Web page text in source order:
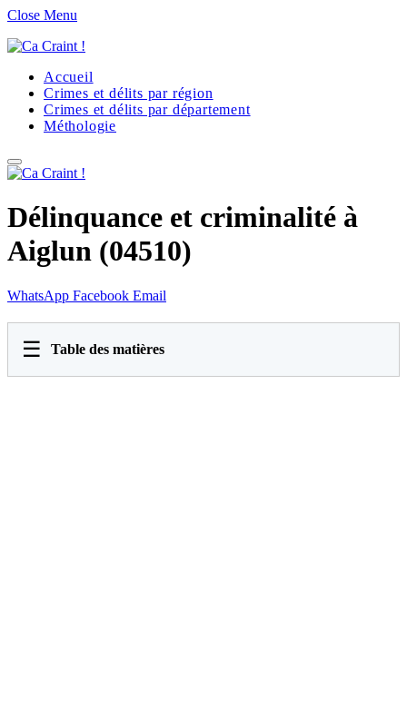
Close Menu
Accueil
Crimes et délits par région
Crimes et délits par département
Méthologie
Délinquance et criminalité à
Aiglun (04510)
WhatsApp Facebook Email
☰ Table des matières